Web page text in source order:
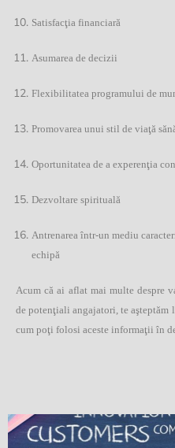
Satisfacţia financiară
Asumarea de decizii
Flexibilitatea programului de
Promovarea unui stil de viaţă
Oportunitatea de a experenţia
Dezvoltare spirituală
Antrenarea într-un mediu
echipă
Acum că ai aflat mai multe despre
de potenţiali angajatori, te aşteptăm
cum poţi folosi aceste informaţii în